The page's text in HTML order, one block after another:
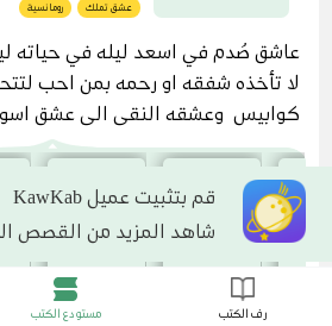
عشق تملك رومانسية
عاشق صُدم في اسعد ليله في حياته
كوابيس وعشقه النقي الي عشق
ه... تعالوا بنا لنري من
هم ام الكره الذي كان وليد الغدر
قم بتثبيت عميل KawKab
شاهد المزيد من القصص
مستودع الكتب رف الكتب